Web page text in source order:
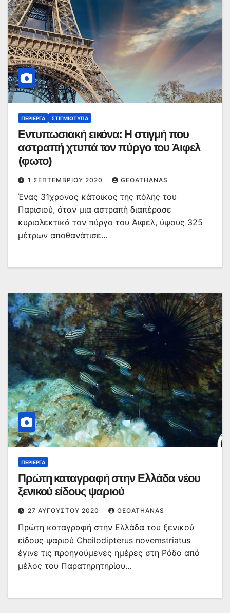
ΠΕΡΊΕΡΓΑ ΣΤΙΓΜΙΌΤΥΠΑ
Εντυπωσιακή εικόνα: Η στιγμή που
αστραπή χτυπά τον πύργο του Άιφελ
(φωτο)
1 ΣΕΠΤΕΜΒΡΊΟΥ 2020 GEOATHANAS
Ένας 31χρονος κάτοικος της πόλης του
Παρισιού, όταν μια αστραπή διαπέρασε
κυριολεκτικά τον πύργο του Άιφελ, ύψους 325
μέτρων αποθανάτισε…
ΠΕΡΊΕΡΓΑ
Πρώτη καταγραφή στην Ελλάδα νέου
ξενικού είδους ψαριού
27 ΑΥΓΟΎΣΤΟΥ 2020 GEOATHANAS
Πρώτη καταγραφή στην Ελλάδα του ξενικού
είδους ψαριού Cheilodipterus novemstriatus
έγινε τις προηγούμενες ημέρες στη Ρόδο από
μέλος του Παρατηρητηρίου…